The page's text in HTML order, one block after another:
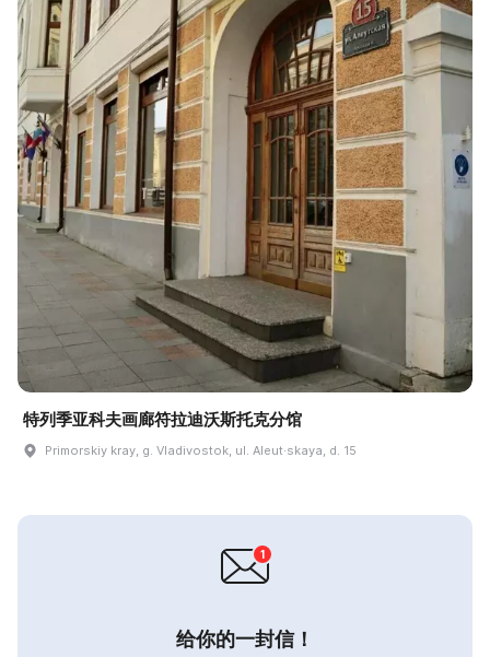
特列季亚科夫画廊符拉迪沃斯托克分馆
Primorskiy kray, g. Vladivostok, ul. Aleut·skaya, d. 15
给你的一封信！